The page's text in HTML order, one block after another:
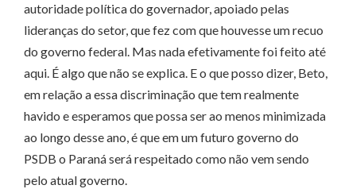
autoridade política do governador, apoiado pelas
lideranças do setor, que fez com que houvesse um recuo
do governo federal. Mas nada efetivamente foi feito até
aqui. É algo que não se explica. E o que posso dizer, Beto,
em relação a essa discriminação que tem realmente
havido e esperamos que possa ser ao menos minimizada
ao longo desse ano, é que em um futuro governo do
PSDB o Paraná será respeitado como não vem sendo
pelo atual governo.